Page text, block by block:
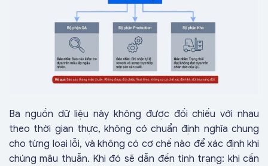
Ba nguồn dữ liệu này không được đối chiếu với nhau
theo thời gian thực, không có chuẩn định nghĩa chung
cho từng loại lỗi, và không có cơ chế nào để xác định khi
chúng mâu thuẫn. Khi đó sẽ dẫn đến tình trạng: khi cần